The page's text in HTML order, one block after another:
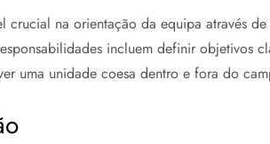
na orientação da equipa através
incluem definir objetivos
uma unidade coesa dentro e fora do